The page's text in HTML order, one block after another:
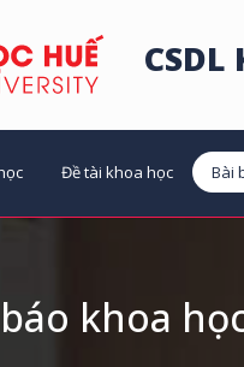
CSDL
Đề tài khoa học Bài
khoa